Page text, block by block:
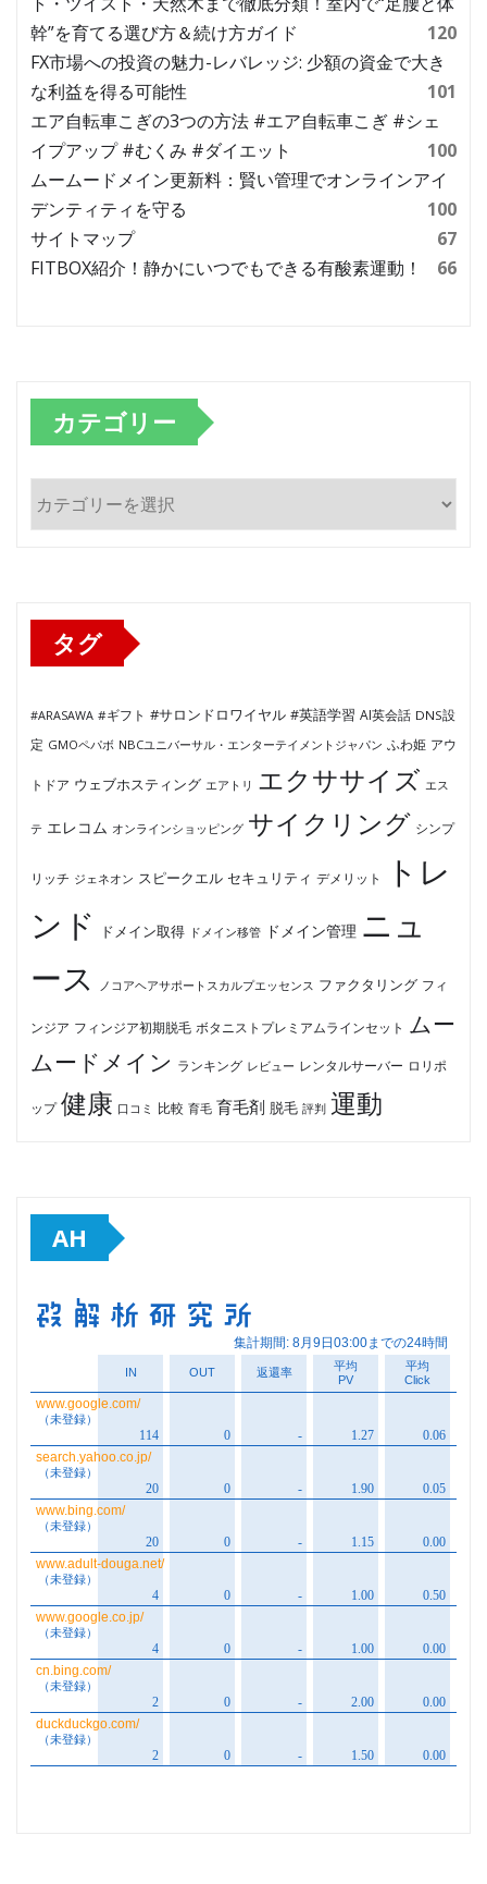
幹”を育てる選び方＆続け方ガイド
120
FX市場への投資の魅力-レバレッジ: 少額の資金で大き
な利益を得る可能性
101
エア自転車こぎの3つの方法 #エア自転車こぎ #シェ
イプアップ #むくみ #ダイエット
100
ムームードメイン更新料：賢い管理でオンラインアイ
デンティティを守る
100
サイトマップ
67
FITBOX紹介！静かにいつでもできる有酸素運動！
66
カテゴリー
テ
タグ
#ARASAWA #ギフト #サロンドロワイヤル #英語学習 AI英会話 DNS設
定 GMOペパボ NBCユニバーサル・エンターテイメントジャパン ふわ姫 アウ
トドア ウェブホスティング エアトリ エクササイズ エス
テ エレコム オンラインショッピング サイクリング シンプ
リッチ ジェネオン スピークエル セキュリティ デメリット
トレ
ンド
ドメイン取得 ドメイン移管 ドメイン管理 ニュ
ース
ノコアヘアサポートスカルプエッセンス ファクタリング フィ
ンジア フィンジア初期脱毛 ボタニストプレミアムラインセット ムー
ムードメイン ランキング レビュー レンタルサーバー ロリポ
ップ 健康 口コミ 比較 育毛 育毛剤 脱毛 評判 運動
AH